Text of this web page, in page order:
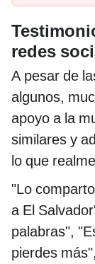
redes
A pesar de
algunos,
apoyo a la
similares y
lo que
"Lo
a El
palabras",
pierdes